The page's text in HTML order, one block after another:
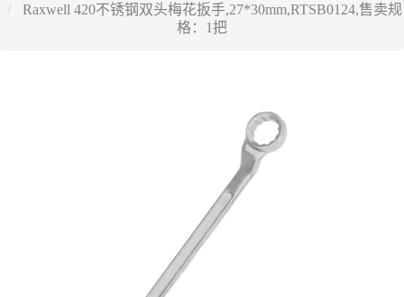
Raxwell 420不锈钢双头梅花扳手,27*30mm,RTSB0124,售卖规
格：1把